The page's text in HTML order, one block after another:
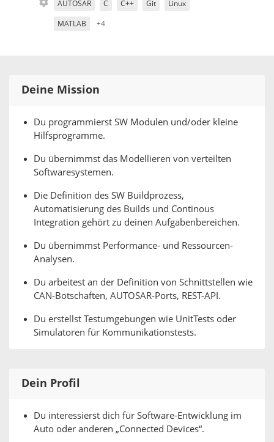
AUTOSAR C C++ Git Linux
MATLAB +4
Deine Mission
Du programmierst SW Modulen und/oder kleine
Hilfsprogramme.
Du übernimmst das Modellieren von verteilten
Softwaresystemen.
Die Definition des SW Buildprozess,
Automatisierung des Builds und Continous
Integration gehört zu deinen Aufgabenbereichen.
Du übernimmst Performance- und Ressourcen-
Analysen.
Du arbeitest an der Definition von Schnittstellen wie
CAN-Botschaften, AUTOSAR-Ports, REST-API.
Du erstellst Testumgebungen wie UnitTests oder
Simulatoren für Kommunikationstests.
Dein Profil
Du interessierst dich für Software-Entwicklung im
Auto oder anderen „Connected Devices“.